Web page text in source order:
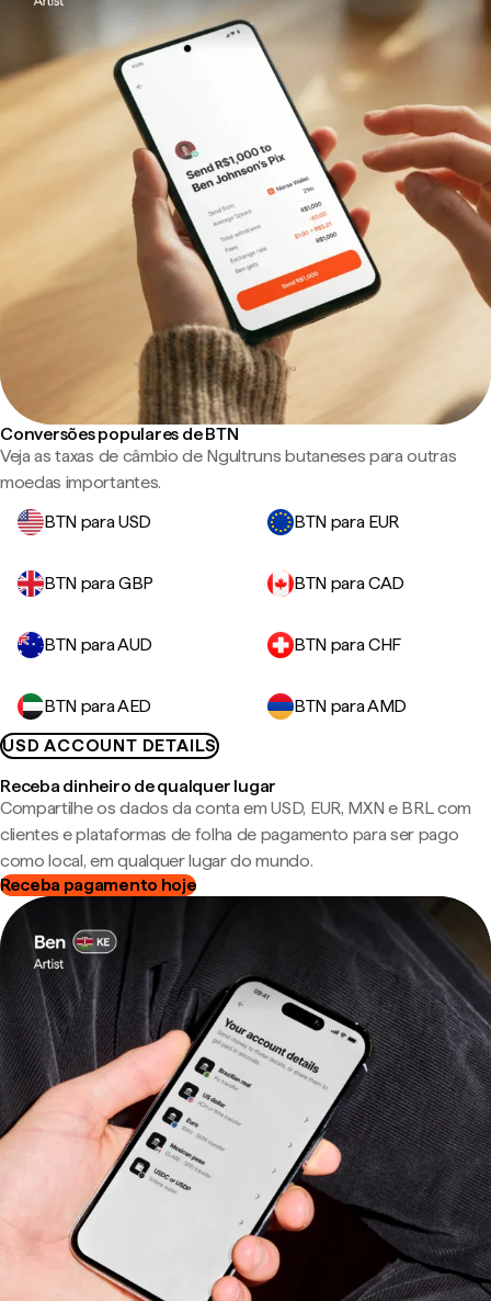
Conversões populares de BTN
Veja as taxas de câmbio de Ngultruns butaneses para outras
moedas importantes.
BTN para USD
BTN para EUR
BTN para GBP BTN para CAD
BTN para AUD BTN para CHF
BTN para AED
BTN para AMD
USD ACCOUNT DETAILS
Receba dinheiro de qualquer lugar
Compartilhe os dados da conta em USD, EUR, MXN e BRL com
clientes e plataformas de folha de pagamento para ser pago
como local, em qualquer lugar do mundo.
Receba pagamento hoje